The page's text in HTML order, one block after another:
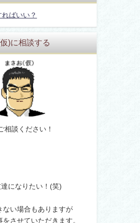
ばいい？
)に相談する
相談ください！
達になりたい！(笑)
ない場合もありますが
させていただきます。